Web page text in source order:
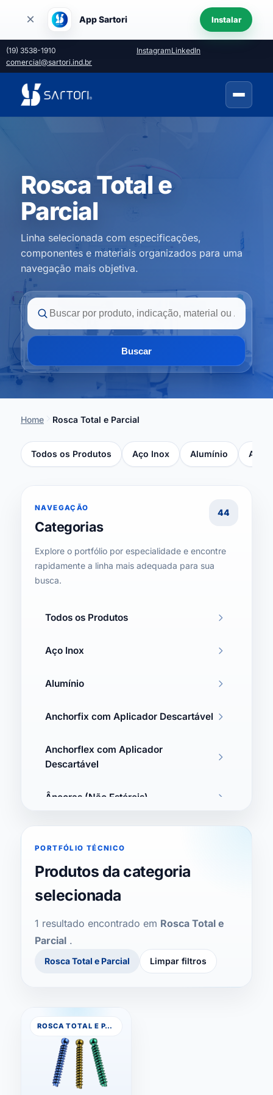
× App Sartori Instalar
(19) 3538-1910
comercial@sartori.ind.br
InstagramLinkedIn
Rosca Total e
Parcial
Linha selecionada com especificações,
componentes e materiais organizados para uma
navegação mais objetiva.
Buscar
Home Rosca Total e Parcial
Todos os Produtos Aço Inox Alumínio
NAVEGAÇÃO
Categorias
44
Explore o portfólio por especialidade e encontre
rapidamente a linha mais adequada para sua
busca.
Todos os Produtos
Aço Inox
Alumínio
Anchorfix com Aplicador Descartável
Anchorflex com Aplicador
Descartável
Âncoras (Não Estéreis)
Arruelas
Botão Fechamento de Crânio
Brocas Anchorflex
Buco 1,5 / 2,0
Com Hidroxiapatita Estéril
Distrator Palatal
E-Button Direct
PORTFÓLIO TÉCNICO
Produtos da categoria
selecionada
1 resultado encontrado em Rosca Total e
Parcial .
Rosca Total e Parcial Limpar filtros
ROSCA TOTAL E PARCIAL